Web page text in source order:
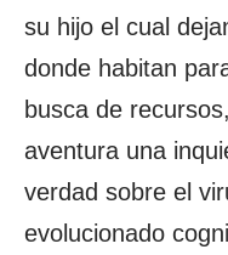
su hijo el cual
donde habitan
busca de
aventura una
verdad sobre el
evolucionado